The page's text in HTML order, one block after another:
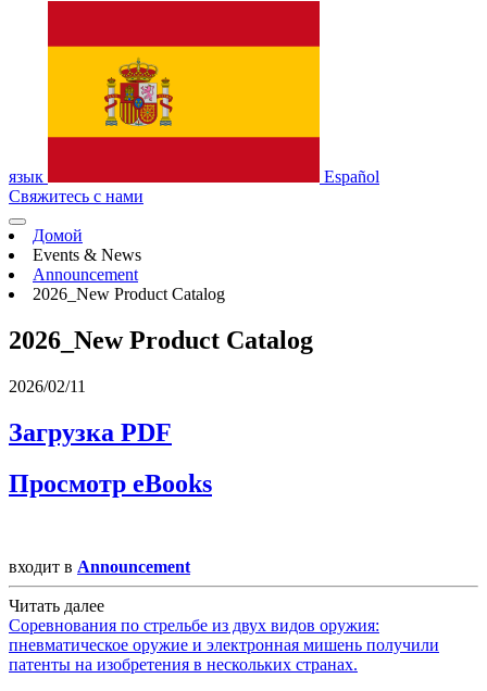
язык
Español
Свяжитесь с нами
Домой
Events & News
Announcement
2026_New Product Catalog
2026_New Product Catalog
2026/02/11
Загрузка PDF
Просмотр eBooks
входит в Announcement
Читать далее
Соревнования по стрельбе из двух видов оружия:
пневматическое оружие и электронная мишень получили
патенты на изобретения в нескольких странах.